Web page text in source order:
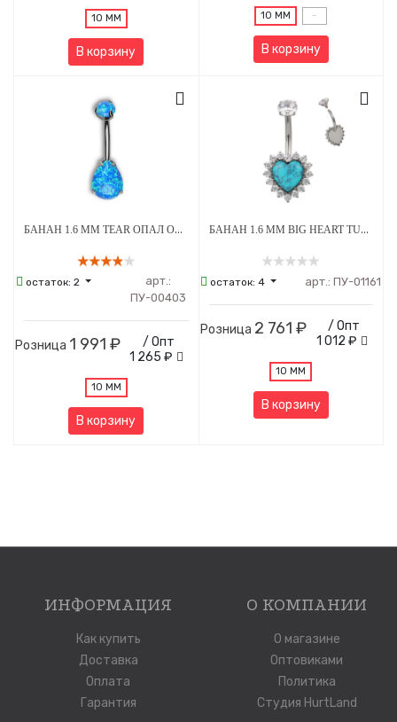
10 ММ
В корзину
10 ММ -
В корзину
БАНАН 1.6 ММ TEAR ОПАЛ OP-05 5*8 ММ ВНУТРЕННЯЯ РЕЗЬБА ТИТАН
остаток:2
арт.:
ПУ-00403
Розница 1 991 ₽
/ Опт
1 265 ₽
10 ММ
В корзину
БАНАН 1.6 ММ BIG HEART TURQUOISE STEEL CRYSTAL ВНУТРЕННЯЯ РЕЗЬБА ТИТАН
остаток:4 арт.: ПУ-01161
Розница 2 761 ₽
/ Опт
1 012 ₽
10 ММ
В корзину
ИНФОРМАЦИЯ
Как купить
Доставка
Оплата
Гарантия
О КОМПАНИИ
О магазине
Оптовиками
Политика
Студия HurtLand